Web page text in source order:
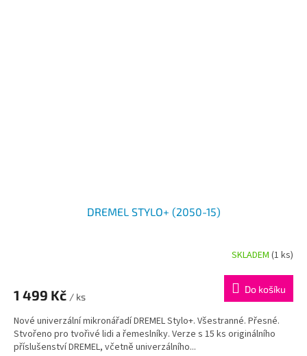
DREMEL STYLO+ (2050-15)
je
z
5
hvězdiček.
SKLADEM(1 ks)
1 499 Kč / ks
Do košíku
Nové univerzální mikronářadí DREMEL Stylo+. Všestranné. Přesné.
Stvořeno pro tvořivé lidi a řemeslníky. Verze s 15 ks originálního
příslušenství DREMEL, včetně univerzálního...